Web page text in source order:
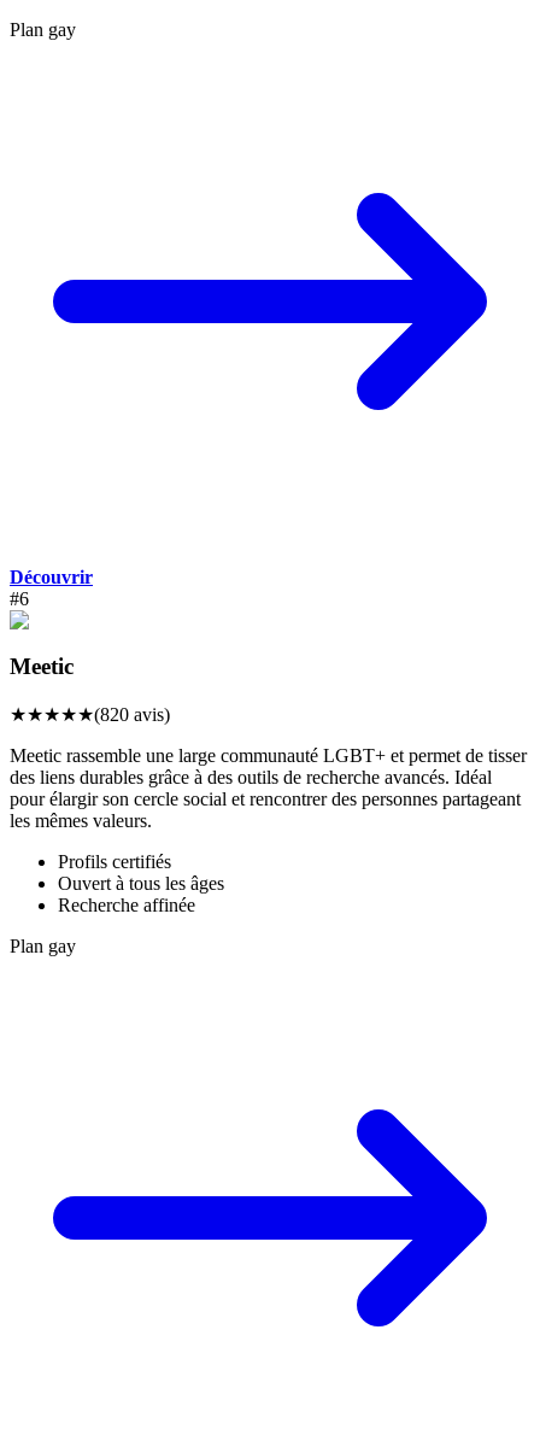
Plan gay
Découvrir
#6
Meetic
★★★★★(820 avis)
Meetic rassemble une large communauté LGBT+ et permet de tisser
des liens durables grâce à des outils de recherche avancés. Idéal
pour élargir son cercle social et rencontrer des personnes partageant
les mêmes valeurs.
Profils certifiés
Ouvert à tous les âges
Recherche affinée
Plan gay